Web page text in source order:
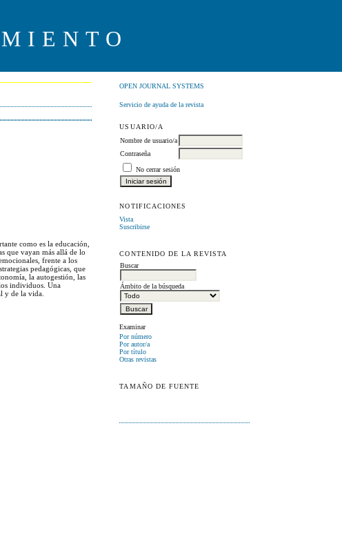
OPEN JOURNAL SYSTEMS
Servicio de ayuda de la revista
USUARIO/A
Nombre de usuario/a
Contraseña
No cerrar sesión
NOTIFICACIONES
Vista
Suscribirse
CONTENIDO DE LA REVISTA
Buscar
Ámbito de la búsqueda
Examinar
Por número
Por autor/a
Por título
Otras revistas
TAMAÑO DE FUENTE
como es la educación,
que vayan más allá de lo
frente a los
pedagógicas, que
la autogestión, las
individuos. Una
y de la vida.